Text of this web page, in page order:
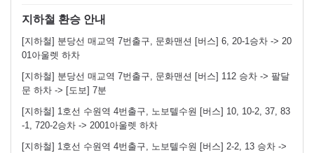
지하철 환승 안내
[지하철] 분당선 매교역 7번출구, 문화맨션 [버스] 6, 20-1승차 -> 20
01아울렛 하차
[지하철] 분당선 매교역 7번출구, 문화맨션 [버스] 112 승차 -> 팔달
문 하차 -> [도보] 7분
[지하철] 1호선 수원역 4번출구, 노보텔수원 [버스] 10, 10-2, 37, 83
-1, 720-2승차 -> 2001아울렛 하차
[지하철] 1호선 수원역 4번출구, 노보텔수원 [버스] 2-2, 13 승차 ->